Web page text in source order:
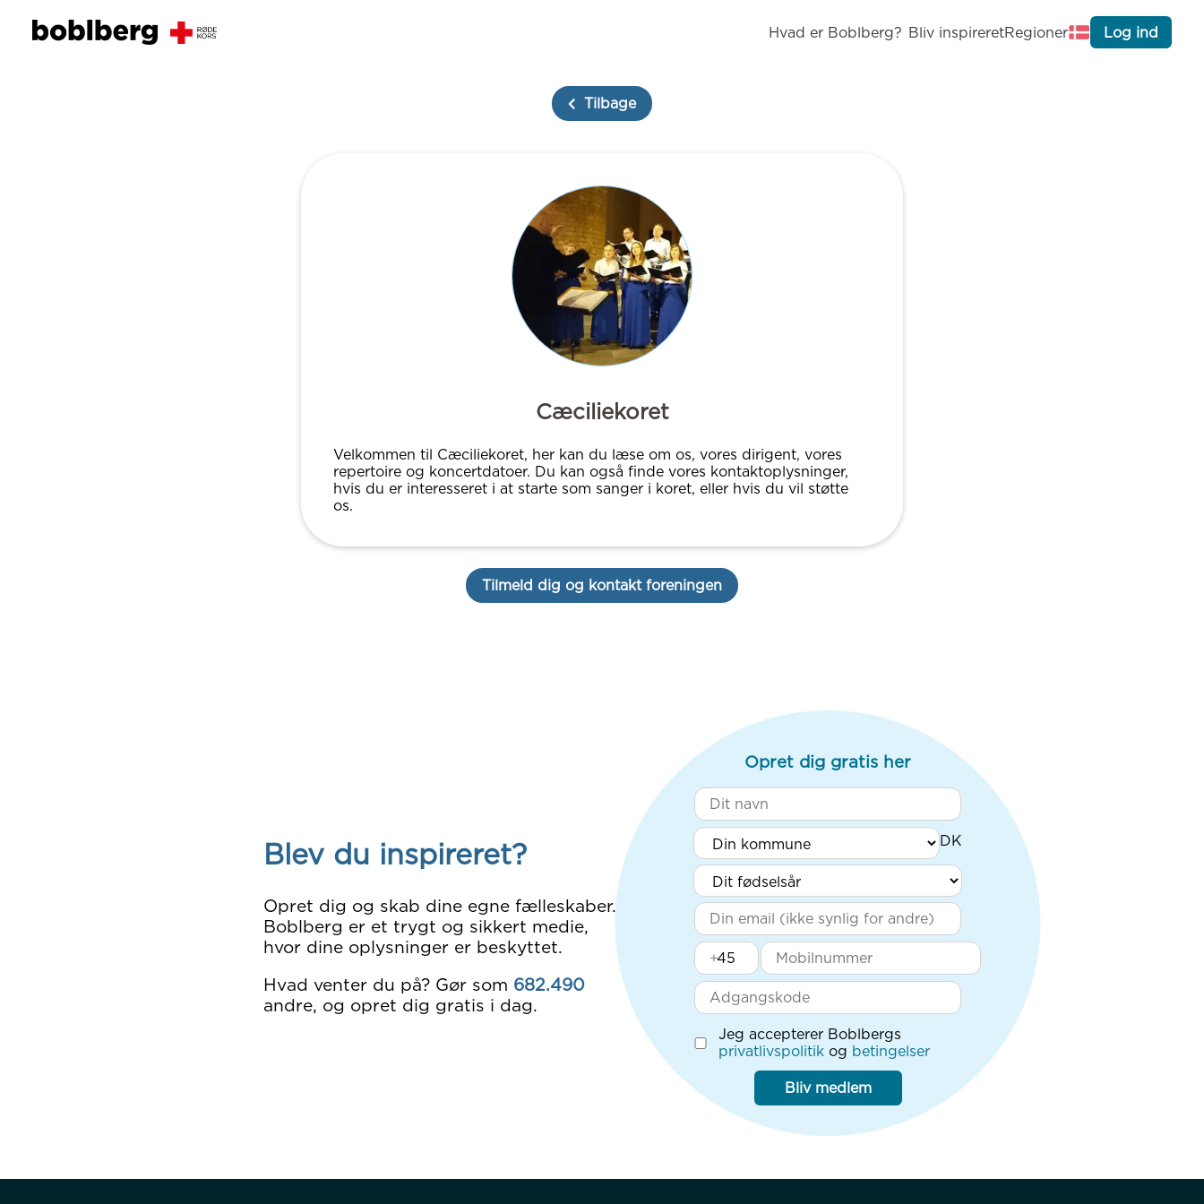
Hvad er Boblberg? Bliv inspireretRegioner Log ind
Tilbage
Cæciliekoret
Velkommen til Cæciliekoret, her kan du læse om os, vores dirigent, vores
repertoire og koncertdatoer. Du kan også finde vores kontaktoplysninger,
hvis du er interesseret i at starte som sanger i koret, eller hvis du vil støtte
os.
Tilmeld dig og kontakt foreningen
Blev du inspireret?
Opret dig og skab dine egne fælleskaber.
Boblberg er et trygt og sikkert medie,
hvor dine oplysninger er beskyttet.
Hvad venter du på? Gør som 682.490
andre, og opret dig gratis i dag.
Opret dig gratis her
+
Jeg accepterer Boblbergs
privatlivspolitik og betingelser
Bliv medlem